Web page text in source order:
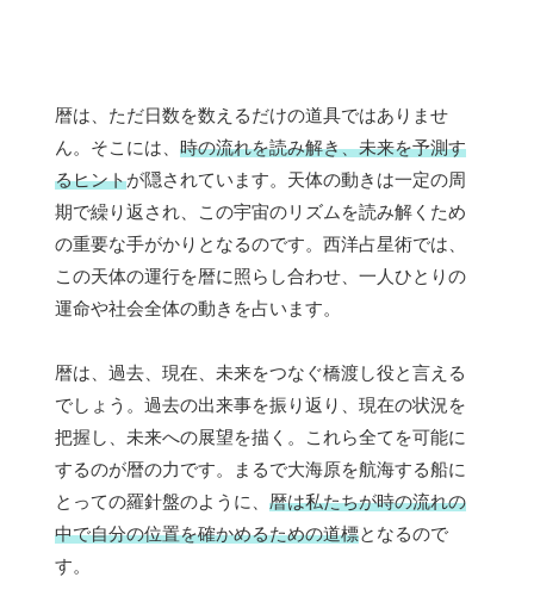
暦は、ただ日数を数えるだけの道具ではありませ
ん。そこには、 時の流れを読み解き、未来を予測す
るヒントが隠されています。天体の動きは一定の周
期で繰り返され、この宇宙のリズムを読み解くため
の重要な手がかりとなるのです。西洋占星術では、
この天体の運行を暦に照らし合わせ、一人ひとりの
運命や社会全体の動きを占います。
暦は、過去、現在、未来をつなぐ橋渡し役と言える
でしょう。過去の出来事を振り返り、現在の状況を
把握し、未来への展望を描く。これら全てを可能に
するのが暦の力です。まるで大海原を航海する船に
とっての羅針盤のように、 暦は私たちが時の流れの
中で自分の位置を確かめるための道標となるので
す。